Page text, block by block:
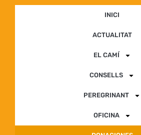
INICI
ACTUALITAT
EL CAMÍ
CONSELLS
PEREGRINANT
OFICINA